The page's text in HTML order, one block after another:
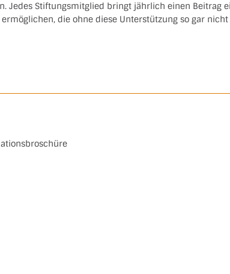
Stiftungsmitglied bringt jährlich einen Beitrag
die ohne diese Unterstützung so gar